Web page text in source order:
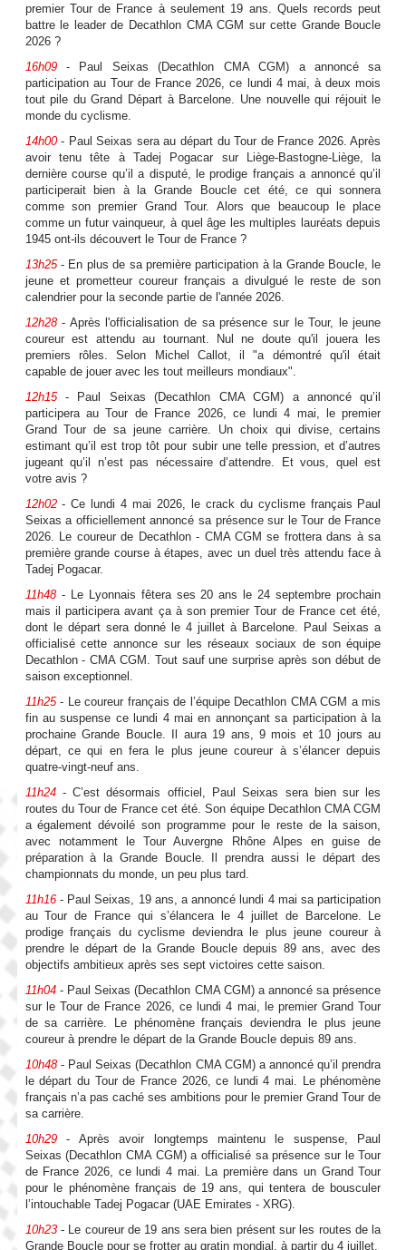
premier Tour de France à seulement 19 ans. Quels records peut
battre le leader de Decathlon CMA CGM sur cette Grande Boucle
2026 ?
16h09- Paul Seixas (Decathlon CMA CGM) a annoncé sa
participation au Tour de France 2026, ce lundi 4 mai, à deux mois
tout pile du Grand Départ à Barcelone. Une nouvelle qui réjouit le
monde du cyclisme.
14h00- Paul Seixas sera au départ du Tour de France 2026. Après
avoir tenu tête à Tadej Pogacar sur Liège-Bastogne-Liège, la
dernière course qu’il a disputé, le prodige français a annoncé qu’il
participerait bien à la Grande Boucle cet été, ce qui sonnera
comme son premier Grand Tour. Alors que beaucoup le place
comme un futur vainqueur, à quel âge les multiples lauréats depuis
1945 ont-ils découvert le Tour de France ?
13h25- En plus de sa première participation à la Grande Boucle, le
jeune et prometteur coureur français a divulgué le reste de son
calendrier pour la seconde partie de l'année 2026.
12h28- Après l'officialisation de sa présence sur le Tour, le jeune
coureur est attendu au tournant. Nul ne doute qu'il jouera les
premiers rôles. Selon Michel Callot, il "a démontré qu'il était
capable de jouer avec les tout meilleurs mondiaux".
12h15- Paul Seixas (Decathlon CMA CGM) a annoncé qu’il
participera au Tour de France 2026, ce lundi 4 mai, le premier
Grand Tour de sa jeune carrière. Un choix qui divise, certains
estimant qu’il est trop tôt pour subir une telle pression, et d’autres
jugeant qu’il n’est pas nécessaire d’attendre. Et vous, quel est
votre avis ?
12h02- Ce lundi 4 mai 2026, le crack du cyclisme français Paul
Seixas a officiellement annoncé sa présence sur le Tour de France
2026. Le coureur de Decathlon - CMA CGM se frottera dans à sa
première grande course à étapes, avec un duel très attendu face à
Tadej Pogacar.
11h48- Le Lyonnais fêtera ses 20 ans le 24 septembre prochain
mais il participera avant ça à son premier Tour de France cet été,
dont le départ sera donné le 4 juillet à Barcelone. Paul Seixas a
officialisé cette annonce sur les réseaux sociaux de son équipe
Decathlon - CMA CGM. Tout sauf une surprise après son début de
saison exceptionnel.
11h25- Le coureur français de l’équipe Decathlon CMA CGM a mis
fin au suspense ce lundi 4 mai en annonçant sa participation à la
prochaine Grande Boucle. Il aura 19 ans, 9 mois et 10 jours au
départ, ce qui en fera le plus jeune coureur à s’élancer depuis
quatre-vingt-neuf ans.
11h24- C’est désormais officiel, Paul Seixas sera bien sur les
routes du Tour de France cet été. Son équipe Decathlon CMA CGM
a également dévoilé son programme pour le reste de la saison,
avec notamment le Tour Auvergne Rhône Alpes en guise de
préparation à la Grande Boucle. Il prendra aussi le départ des
championnats du monde, un peu plus tard.
11h16- Paul Seixas, 19 ans, a annoncé lundi 4 mai sa participation
au Tour de France qui s’élancera le 4 juillet de Barcelone. Le
prodige français du cyclisme deviendra le plus jeune coureur à
prendre le départ de la Grande Boucle depuis 89 ans, avec des
objectifs ambitieux après ses sept victoires cette saison.
11h04- Paul Seixas (Decathlon CMA CGM) a annoncé sa présence
sur le Tour de France 2026, ce lundi 4 mai, le premier Grand Tour
de sa carrière. Le phénomène français deviendra le plus jeune
coureur à prendre le départ de la Grande Boucle depuis 89 ans.
10h48- Paul Seixas (Decathlon CMA CGM) a annoncé qu’il prendra
le départ du Tour de France 2026, ce lundi 4 mai. Le phénomène
français n’a pas caché ses ambitions pour le premier Grand Tour de
sa carrière.
10h29- Après avoir longtemps maintenu le suspense, Paul
Seixas (Decathlon CMA CGM) a officialisé sa présence sur le Tour
de France 2026, ce lundi 4 mai. La première dans un Grand Tour
pour le phénomène français de 19 ans, qui tentera de bousculer
l’intouchable Tadej Pogacar (UAE Emirates - XRG).
10h23- Le coureur de 19 ans sera bien présent sur les routes de la
Grande Boucle pour se frotter au gratin mondial, à partir du 4 juillet.